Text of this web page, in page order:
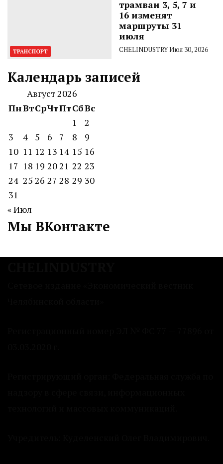
ТРАНСПОРТ
трамваи 3, 5, 7 и
16 изменят
маршруты 31
июля
CHELINDUSTRYИюл 30, 2026
Календарь записей
Август 2026
ПнВтСрЧтПтСбВс
1
2
3
4 5 6 7 8
9
10 11 12 13 14 15 16
17 18 19 2021 22 23
24 25 26 27 28 29 30
31
« Июл
Мы ВКонтакте